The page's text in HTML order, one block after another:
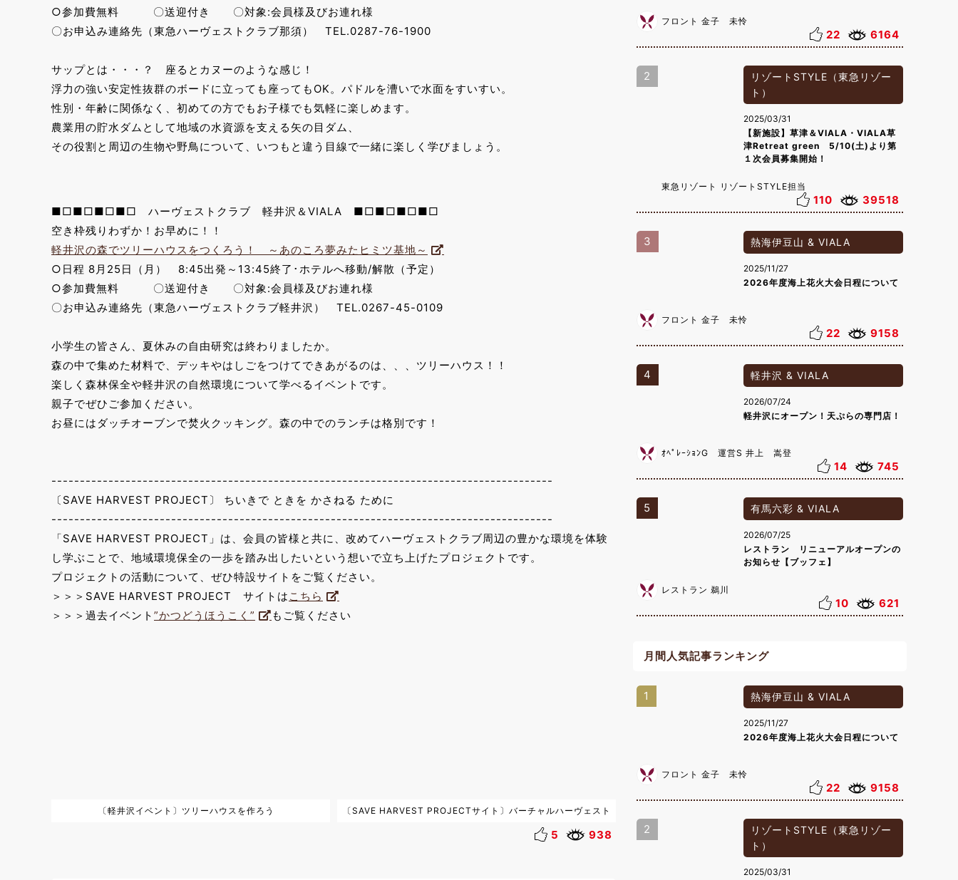
○参加費無料 〇送迎付き 〇対象:会員様及びお連れ様
〇お申込み連絡先（東急ハーヴェストクラブ那須） TEL.0287-76-1900
サップとは・・・？ 座るとカヌーのような感じ！
浮力の強い安定性抜群のボードに立っても座ってもOK。パドルを漕いで水面をすいすい。
性別・年齢に関係なく、初めての方でもお子様でも気軽に楽しめます。
農業用の貯水ダムとして地域の水資源を支える矢の目ダム、
その役割と周辺の生物や野鳥について、いつもと違う目線で一緒に楽しく学びましょう。
■□■□■□■□ ハーヴェストクラブ 軽井沢＆VIALA ■□■□■□■□
空き枠残りわずか！お早めに！！
軽井沢の森でツリーハウスをつくろう！ ～あのころ夢みたヒミツ基地～
○日程 8月25日（月） 8:45出発～13:45終了･ホテルへ移動/解散（予定）
○参加費無料 〇送迎付き 〇対象:会員様及びお連れ様
〇お申込み連絡先（東急ハーヴェストクラブ軽井沢） TEL.0267-45-0109
小学生の皆さん、夏休みの自由研究は終わりましたか。
森の中で集めた材料で、デッキやはしごをつけてできあがるのは、、、ツリーハウス！！
楽しく森林保全や軽井沢の自然環境について学べるイベントです。
親子でぜひご参加ください。
お昼にはダッチオーブンで焚火クッキング。森の中でのランチは格別です！
----------------------------------------------------------------------------------------
〔SAVE HARVEST PROJECT〕 ちいきで ときを かさねる ために
----------------------------------------------------------------------------------------
「SAVE HARVEST PROJECT」は、会員の皆様と共に、改めてハーヴェストクラブ周辺の豊かな環境を体験
し学ぶことで、地域環境保全の一歩を踏み出したいという想いで立ち上げたプロジェクトです。
プロジェクトの活動について、ぜひ特設サイトをご覧ください。
＞＞＞SAVE HARVEST PROJECT サイトは こちら
＞＞＞過去イベント ”かつどうほうこく” もご覧ください
〔軽井沢イベント〕ツリーハウスを作ろう 〔SAVE HARVEST PROJECTサイト〕バーチャルハーヴェスト
5 938
フロント 金子 未怜
22 6164
2
リゾートSTYLE（東急リゾー
ト）
2025/03/31
【新施設】草津＆VIALA・VIALA草
津Retreat green 5/10(土)より第
１次会員募集開始！
東急リゾート リゾートSTYLE担当
110 39518
3 熱海伊豆山 & VIALA
2025/11/27
2026年度海上花火大会日程について
フロント 金子 未怜
22 9158
4 軽井沢 & VIALA
2026/07/24
軽井沢にオープン！天ぷらの専門店！
ｵﾍﾟﾚｰｼｮﾝG 運営S 井上 嵩登
14 745
5 有馬六彩 & VIALA
2026/07/25
レストラン リニューアルオープンの
お知らせ【ブッフェ】
レストラン 鵜川
10 621
月間人気記事ランキング
1 熱海伊豆山 & VIALA
2025/11/27
2026年度海上花火大会日程について
フロント 金子 未怜
22 9158
2
リゾートSTYLE（東急リゾー
ト）
2025/03/31